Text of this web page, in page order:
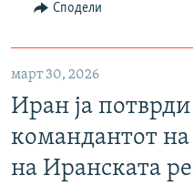
Сподели
март 30, 2026
Иран ја
командантот
на Иранската